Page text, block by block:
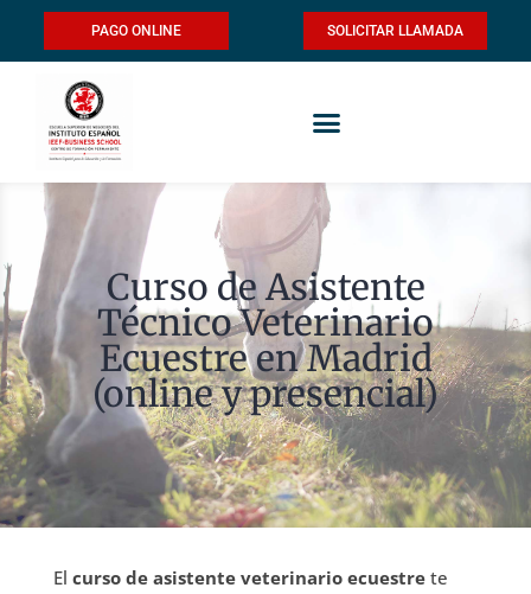
SOLICITAR LLAMADA
PAGO ONLINE
Curso de Asistente
Técnico Veterinario
Ecuestre en Madrid
(online y presencial)
El curso de asistente veterinario ecuestrete